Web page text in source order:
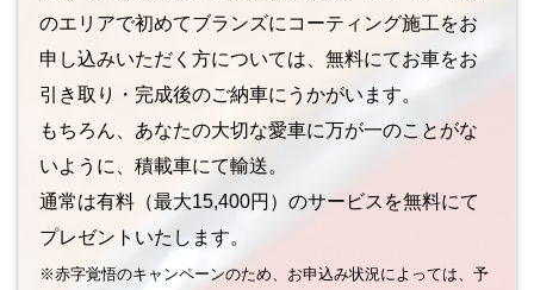
のエリアで初めてブランズにコーティング施工をお
申し込みいただく方については、無料にてお車をお
引き取り・完成後のご納車にうかがいます。
もちろん、あなたの大切な愛車に万が一のことがな
いように、積載車にて輸送。
通常は有料（最大15,400円）のサービスを無料にて
プレゼントいたします。
※赤字覚悟のキャンペーンのため、お申込み状況によっては、予